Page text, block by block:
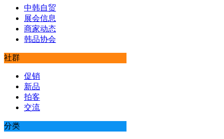
中韩自贸
展会信息
商家动态
韩品协会
社群
促销
新品
拍客
交流
分类